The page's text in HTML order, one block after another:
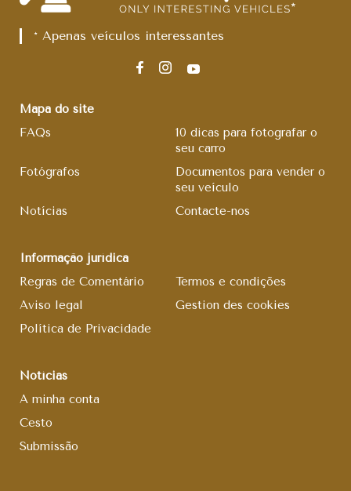
* Apenas veículos interessantes
Mapa do site
FAQs
10 dicas para fotografar o
seu carro
Fotógrafos
Documentos para vender o
seu veículo
Notícias
Contacte-nos
Informação jurídica
Regras de Comentário
Termos e condições
Aviso legal
Gestion des cookies
Política de Privacidade
Notícias
A minha conta
Cesto
Submissão